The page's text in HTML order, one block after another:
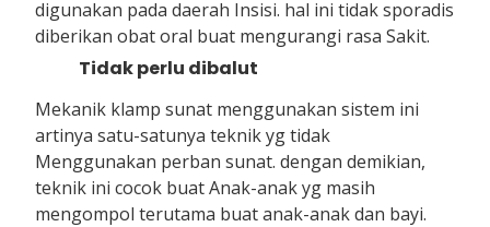
digunakan pada daerah Insisi. hal ini tidak sporadis
diberikan obat oral buat mengurangi rasa Sakit.
Tidak perlu dibalut
Mekanik klamp sunat menggunakan sistem ini
artinya satu-satunya teknik yg tidak
Menggunakan perban sunat. dengan demikian,
teknik ini cocok buat Anak-anak yg masih
mengompol terutama buat anak-anak dan bayi.